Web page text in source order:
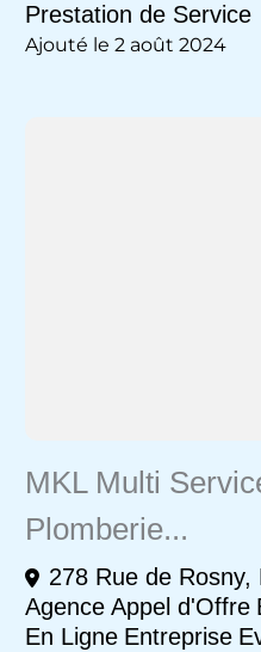
Prestation de Service
Ajouté le 2 août 2024
MKL Multi
Plomberie...
278 Rue de Rosny,
Agence Appel d'Offre
En Ligne Entreprise